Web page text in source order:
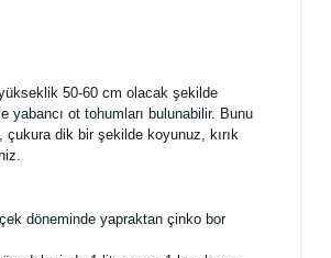
50-60 cm olacak şekilde
yabancı ot tohumları bulunabilir. Bunu
çukura dik bir şekilde koyunuz, kırık
döneminde yapraktan çinko bor